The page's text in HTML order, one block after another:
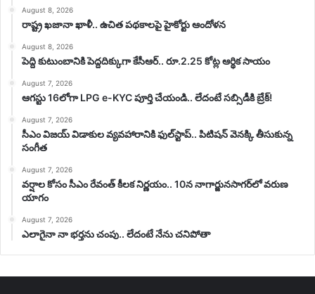
August 8, 2026
రాష్ట్ర ఖజానా ఖాళీ.. ఉచిత పథకాలపై హైకోర్టు ఆందోళన
August 8, 2026
పెద్ది కుటుంబానికి పెద్దదిక్కుగా కేసీఆర్.. రూ.2.25 కోట్ల ఆర్థిక సాయం
August 7, 2026
ఆగస్టు 16లోగా LPG e-KYC పూర్తి చేయండి.. లేదంటే సబ్సిడీకి బ్రేక్!
August 7, 2026
సీఎం విజయ్‌ విడాకుల వ్యవహారానికి ఫుల్‌స్టాప్‌.. పిటిషన్‌ వెనక్కి తీసుకున్న
సంగీత
August 7, 2026
వర్షాల కోసం సీఎం రేవంత్ కీలక నిర్ణయం.. 10న నాగార్జునసాగర్‌లో వరుణ
యాగం
August 7, 2026
ఎలాగైనా నా భర్తను చంపు.. లేదంటే నేను చనిపోతా